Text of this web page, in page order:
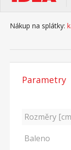
Nákup na splátky:
Parametry
Rozměry
Baleno